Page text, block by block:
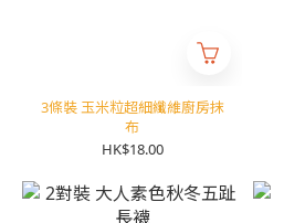
3條裝 玉米粒超細纖維廚房抹
布
HK$18.00